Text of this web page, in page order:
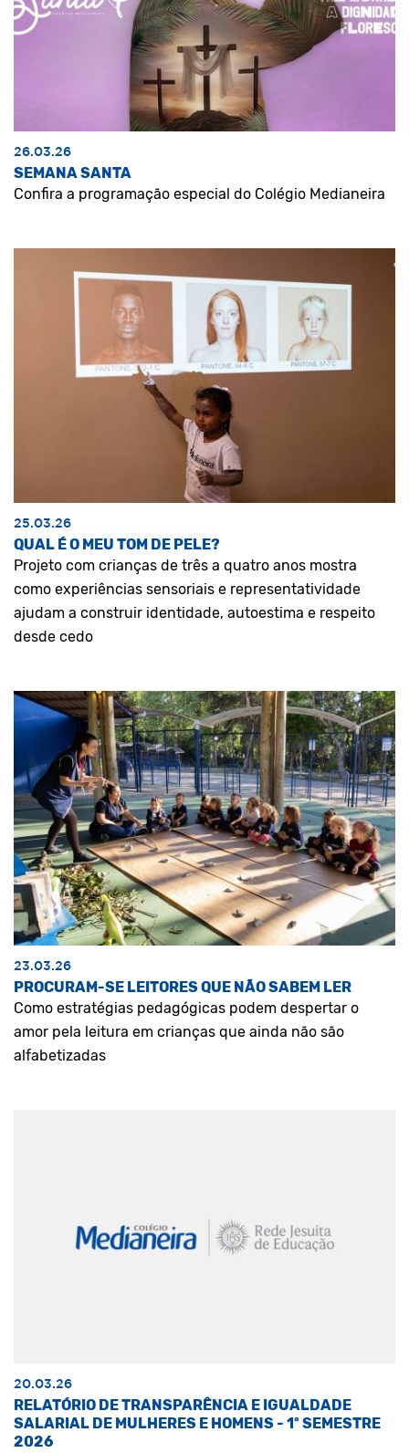
26.03.26
SEMANA SANTA
Confira a programação especial do Colégio Medianeira
25.03.26
QUAL É O MEU TOM DE PELE?
Projeto com crianças de três a quatro anos mostra
como experiências sensoriais e representatividade
ajudam a construir identidade, autoestima e respeito
desde cedo
23.03.26
PROCURAM-SE LEITORES QUE NÃO SABEM LER
Como estratégias pedagógicas podem despertar o
amor pela leitura em crianças que ainda não são
alfabetizadas
20.03.26
RELATÓRIO DE TRANSPARÊNCIA E IGUALDADE
SALARIAL DE MULHERES E HOMENS - 1º SEMESTRE
2026